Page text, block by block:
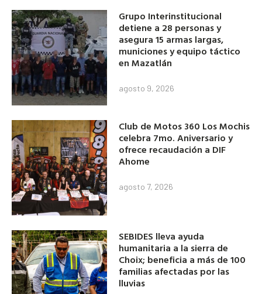
Grupo Interinstitucional
detiene a 28 personas y
asegura 15 armas largas,
municiones y equipo táctico
en Mazatlán
agosto 9, 2026
Club de Motos 360 Los Mochis
celebra 7mo. Aniversario y
ofrece recaudación a DIF
Ahome
agosto 7, 2026
SEBIDES lleva ayuda
humanitaria a la sierra de
Choix; beneficia a más de 100
familias afectadas por las
lluvias